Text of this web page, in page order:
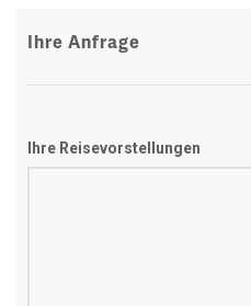
Ihre Anfrage
Ihre Reisevorstellungen